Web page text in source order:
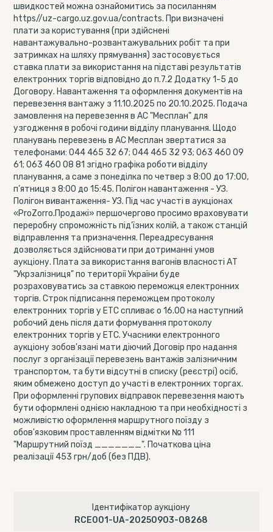
швидкостей можна ознайомитись за посиланням
https//uz-cargo.uz.gov.ua/contracts. При визначені
плати за користування (при здійснені
навантажувально-розвантажувальних робіт та при
затримках на шляху прямування) застосовується
ставка плати за використання на підставі результатів
електронних торгів відповідно до п.7.2 Додатку 1-5 до
Договору. Навантаження та оформлення документів на
перевезення вантажу з 11.10.2025 по 20.10.2025. Подача
замовлення на перевезення в АС "Месплан" для
узгодження в робочі години відділу планування. Щодо
планувань перевезень в АС Месплан звертатися за
телефонами: 044 465 32 67; 044 465 32 93; 063 460 09
61; 063 460 08 81 згідно графіка роботи відділу
планування, а саме з понеділка по четвер з 8:00 до 17:00,
п’ятниця з 8:00 до 15:45. Полігон навантаження - УЗ.
Полігон вивантаження- УЗ. Під час участі в аукціонах
«ProZorro.Продажі» першочергово просимо враховувати
переробну спроможність під’їзних колій, а також станцій
відправлення та призначення. Переадресування
дозволяється здійснювати при дотриманні умов
аукціону. Плата за використання вагонів власності АТ
"Укрзалізниця" по території України буде
розраховуватись за ставкою переможця електронних
торгів. Строк підписання переможцем протоколу
електронних торгів у ЕТС спливає о 16.00 на наступний
робочий день після дати формування протоколу
електронних торгів у ЕТС. Учасники електронного
аукціону зобов'язані мати діючий Договір про надання
послуг з організації перевезень вантажів залізничним
транспортом, та бути відсутні в списку (реєстрі) осіб,
яким обмежено доступ до участі в електронних торгах.
При оформленні групових відправок перевезення мають
бути оформлені однією накладною та при необхідності з
можливістю оформлення маршрутного поїзду з
обов'язковим проставленням відмітки № 111
"Маршрутний поїзд _______". Початкова ціна
реалізації 453 грн/доб (без ПДВ).
Ідентифікатор аукціону
RCE001-UA-20250903-08268